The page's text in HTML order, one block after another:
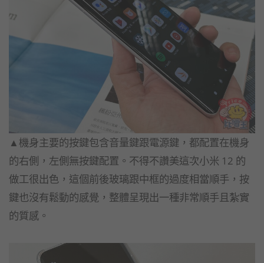
▲機身主要的按鍵包含音量鍵跟電源鍵，都配置在機身
的右側，左側無按鍵配置。不得不讚美這次小米 12 的
做工很出色，這個前後玻璃跟中框的過度相當順手，按
鍵也沒有鬆動的感覺，整體呈現出一種非常順手且紮實
的質感。